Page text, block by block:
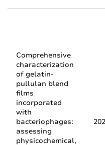
Comprehensive
characterization
of gelatin-
pullulan blend
films
incorporated
with
bacteriophages:
assessing
physicochemical,